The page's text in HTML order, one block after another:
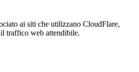
ai siti che utilizzano CloudFlare,
traffico web attendibile.